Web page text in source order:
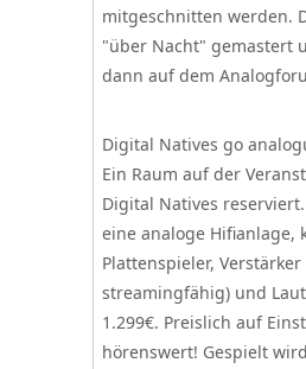
mitgeschnitten werden.
"über Nacht" gemastert
dann auf dem
Digital Natives go
Ein Raum auf der
Digital Natives
eine analoge Hifianlage,
Plattenspieler,
streamingfähig) und
1.299€. Preislich auf
hörenswert! Gespielt